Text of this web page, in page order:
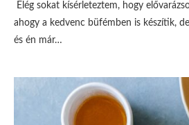
Elég sokat kísérleteztem, hogy
ahogy a kedvenc büfémben is készítik,
és én már…